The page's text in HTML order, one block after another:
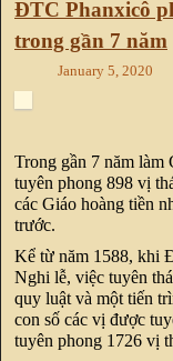
ĐTC Phanxicô
trong gần 7 năm
January 5, 2020
Trong gần 7 năm làm
tuyên phong 898 vị
các Giáo hoàng tiền
trước.
Kể từ năm 1588, khi
Nghi lễ, việc tuyên
quy luật và một tiến
con số các vị được
tuyên phong 1726 vị